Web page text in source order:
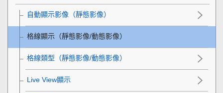
自動顯示影像 （靜態影像）
格線顯示 （靜態影像/動態影像）
格線類型 （靜態影像/動態影像）
Live View顯示